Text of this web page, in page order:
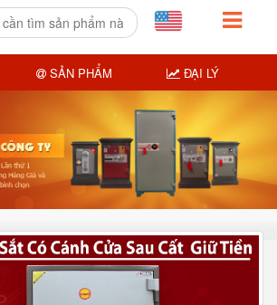
SẢN PHẨM ĐẠI LÝ